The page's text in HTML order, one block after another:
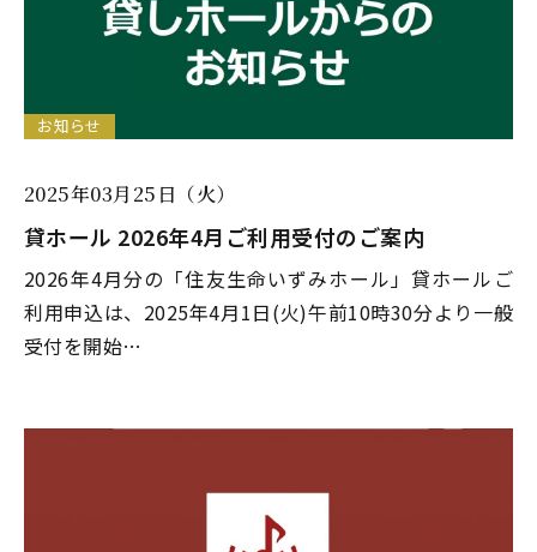
お知らせ
2025年03月25日（火）
貸ホール 2026年4月ご利用受付のご案内
2026年4月分の「住友生命いずみホール」貸ホールご
利用申込は、2025年4月1日(火)午前10時30分より一般
受付を開始…